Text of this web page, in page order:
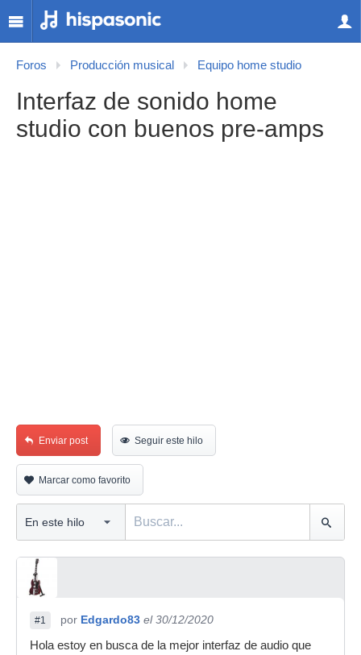
Foros Producción musical Equipo home studio
Interfaz de sonido home
studio con buenos pre-amps
Enviar post Seguir este hilo
Marcar como favorito
#1 por Edgardo83 el 30/12/2020
Hola estoy en busca de la mejor interfaz de audio que